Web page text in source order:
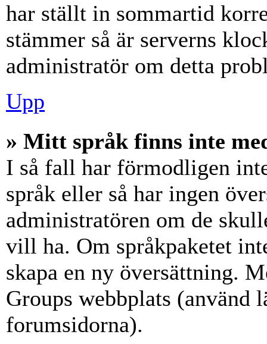
har ställt in sommartid
stämmer så är serverns
administratör om detta
Upp
» Mitt språk finns inte
I så fall har förmodligen
språk eller så har ingen
administratören om de
vill ha. Om språkpaketet
skapa en ny översättning.
Groups webbplats (använd
forumsidorna).